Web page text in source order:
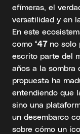
efímeras, el
versatilidad y en
En este
como ‘47no solo
escrito parte del
años a la sombra
propuesta ha
entendiendo que
sino una
un desembarco
sobre cómo un